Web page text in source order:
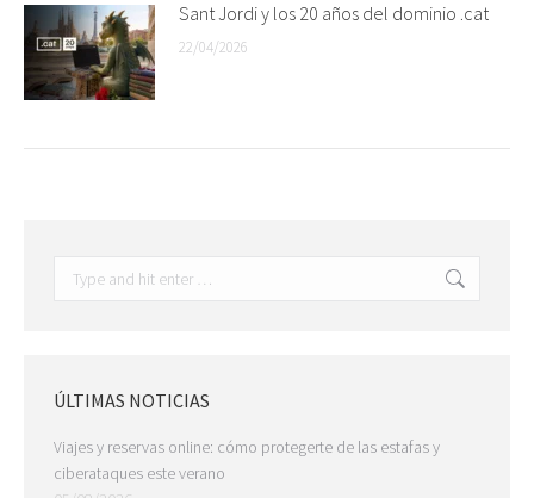
Sant Jordi y los 20 años del dominio .cat
22/04/2026
ÚLTIMAS NOTICIAS
Viajes y reservas online: cómo protegerte de las estafas y
ciberataques este verano